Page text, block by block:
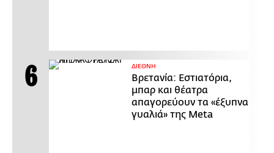
ΔΙΕΘΝΗ
Βρετανία: Εστιατόρια,
μπαρ και θέατρα
απαγορεύουν τα «έξυπνα
γυαλιά» της Meta